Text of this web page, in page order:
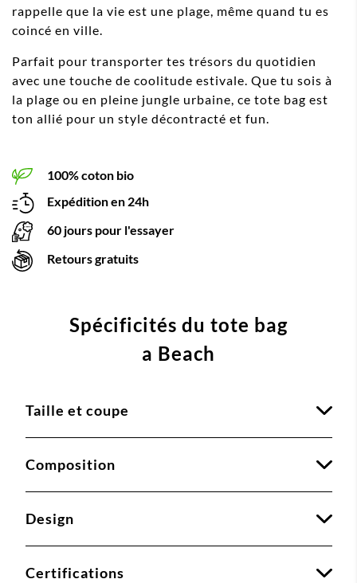
rappelle que la vie est une plage, même quand tu es
coincé en ville.
Parfait pour transporter tes trésors du quotidien
avec une touche de coolitude estivale. Que tu sois à
la plage ou en pleine jungle urbaine, ce tote bag est
ton allié pour un style décontracté et fun.
100% coton bio
Expédition en 24h
60 jours pour l'essayer
Retours gratuits
Spécificités du tote bag
a Beach
Taille et coupe
Composition
Design
Certifications